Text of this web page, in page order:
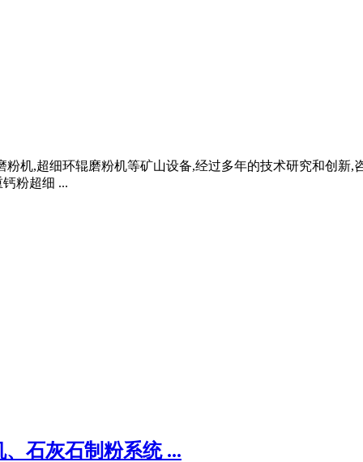
机,超细环辊磨粉机等矿山设备,经过多年的技术研究和创新
粉超细 ...
石灰石制粉系统 ...